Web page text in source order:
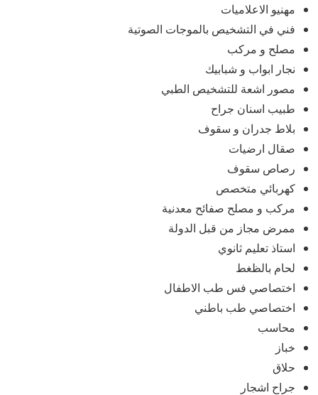
مهنيو الاعلاميات
فني في التشخيص بالموجات الصوتية
مصلح و مركب
نجار ابواب و شبابيك
مصور اشعة للتشخيص الطبي
طبيب اسنان جراح
بلاط جدران و سقوف
صقال ارضيات
رصاص سقوف
كهربائي متخصص
مركب و مصلح صفائح معدنية
ممرض مجاز من قبل الدولة
استاذ تعليم ثانوي
لحام بالظغط
اختصاصي فس طب الاطفال
اختصاصي طب باطني
محاسب
خباز
حلاق
جراح اشجار